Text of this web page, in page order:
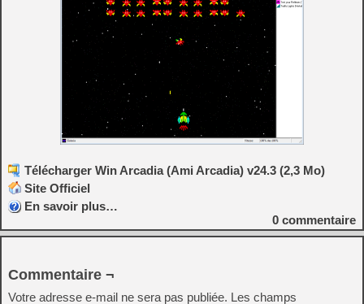
Télécharger Win Arcadia (Ami Arcadia) v24.3 (2,3 Mo)
Site Officiel
En savoir plus…
0 commentaire
Commentaire ¬
Votre adresse e-mail ne sera pas publiée. Les champs